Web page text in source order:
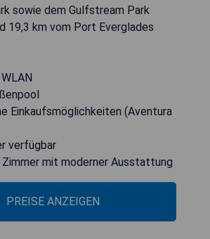
sowie dem Gulfstream Park
19,3 km vom Port Everglades
Einkaufsmöglichkeiten (Aventura
verfügbar
mit moderner Ausstattung
PREISE ANZEIGEN